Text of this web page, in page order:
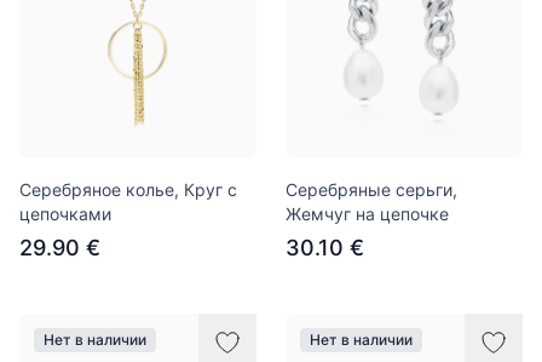
Серебряное колье, Круг с
цепочками
29.90 €
Серебряные серьги,
Жемчуг на цепочке
30.10 €
Нет в наличии Нет в наличии